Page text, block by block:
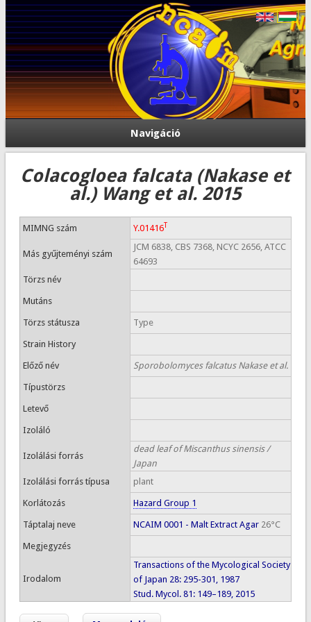
Navigáció
Colacogloea falcata (Nakase et
al.) Wang et al. 2015
MIMNG szám Y.01416T
Más gyűjteményi szám
JCM 6838, CBS 7368, NCYC 2656, ATCC
64693
Törzs név
Mutáns
Törzs státusza Type
Strain History
Előző név Sporobolomyces falcatus Nakase et al.
Típustörzs
Letevő
Izoláló
Izolálási forrás
dead leaf of Miscanthus sinensis /
Japan
Izolálási forrás típusa
plant
Korlátozás Hazard Group 1
Táptalaj neve NCAIM 0001 - Malt Extract Agar26°C
Megjegyzés
Irodalom
Transactions of the Mycological Society
of Japan 28: 295-301, 1987
Stud. Mycol. 81: 149–189, 2015